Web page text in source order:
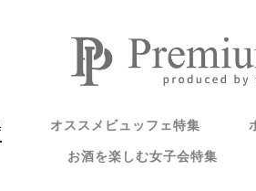
オススメビュッフェ特集
お酒を楽しむ女子会特集